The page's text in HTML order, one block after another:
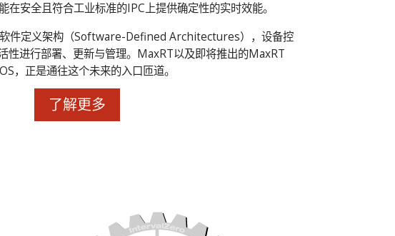
在安全且符合工业标准的IPC上提供确定性的实时效能。
件定义架构（Software-Defined Architectures），设备控
性进行部署、更新与管理。MaxRT以及即将推出的MaxRT
，正是通往这个未来的入口匝道。
了解更多